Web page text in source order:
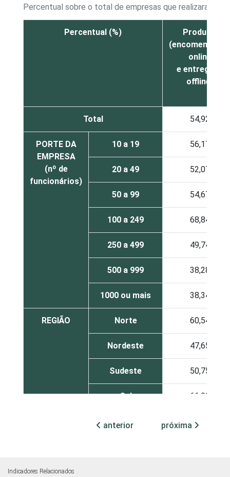
Percentual sobre o total de empresas que realizaram
Percentual (%)
Produtos
online
e entregues
offline)
Total 54,92
PORTE DA
EMPRESA
(nº de
funcionários)
10 a 19 56,17
20 a 49 52,07
50 a 99 54,67
100 a 249 68,84
250 a 499 49,74
500 a 999 38,28
1000 ou mais 38,34
REGIÃO Norte 60,54
Nordeste 47,65
Sudeste 50,75
Sul 66,02
Centro Oeste 51,98
ATUAÇÃO -
anterior próxima
Indicadores Relacionados